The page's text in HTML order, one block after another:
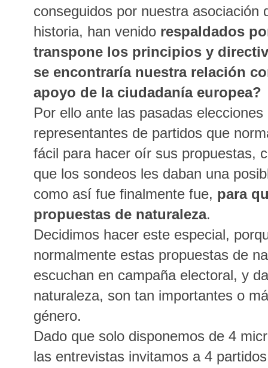
conseguidos por nuestra asociación
historia, han venido respaldados
transpone los principios y
se encontraría nuestra relación
apoyo de la ciudadanía europea?
Por ello ante las pasadas
representantes de partidos que
fácil para hacer oír sus propuestas,
que los sondeos les daban una
como así fue finalmente fue, para
propuestas de naturaleza.
Decidimos hacer este especial,
normalmente estas propuestas de
escuchan en campaña electoral, y
naturaleza, son tan importantes o
género.
Dado que solo disponemos de 4
las entrevistas invitamos a 4